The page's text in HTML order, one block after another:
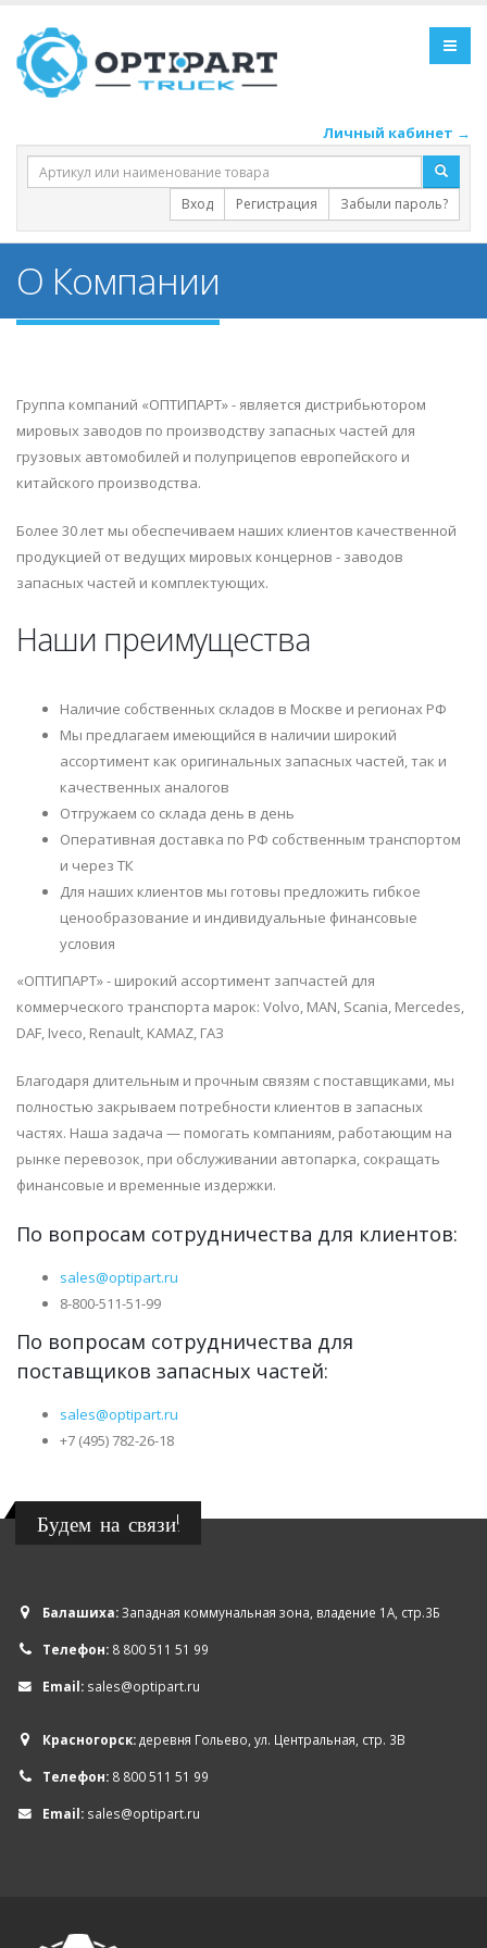
Личный кабинет →
Вход Регистрация Забыли пароль?
О Компании
Группа компаний «ОПТИПАРТ» - является дистрибьютором
мировых заводов по производству запасных частей для
грузовых автомобилей и полуприцепов европейского и
китайского производства.
Более 30 лет мы обеспечиваем наших клиентов качественной
продукцией от ведущих мировых концернов - заводов
запасных частей и комплектующих.
Наши преимущества
Наличие собственных складов в Москве и регионах РФ
Мы предлагаем имеющийся в наличии широкий
ассортимент как оригинальных запасных частей, так и
качественных аналогов
Отгружаем со склада день в день
Оперативная доставка по РФ собственным транспортом
и через ТК
Для наших клиентов мы готовы предложить гибкое
ценообразование и индивидуальные финансовые
условия
«ОПТИПАРТ» - широкий ассортимент запчастей для
коммерческого транспорта марок: Volvo, MAN, Scania, Mercedes,
DAF, Iveco, Renault, KAMAZ, ГАЗ
Благодаря длительным и прочным связям с поставщиками, мы
полностью закрываем потребности клиентов в запасных
частях. Наша задача — помогать компаниям, работающим на
рынке перевозок, при обслуживании автопарка, сокращать
финансовые и временные издержки.
По вопросам сотрудничества для клиентов:
sales@optipart.ru
8-800-511-51-99
По вопросам сотрудничества для
поставщиков запасных частей:
sales@optipart.ru
+7 (495) 782-26-18
Будем на связи!
Балашиха:Западная коммунальная зона, владение 1А, стр.3Б
Телефон: 8 800 511 51 99
Email: sales@optipart.ru
Красногорск:деревня Гольево, ул. Центральная, стр. 3В
Телефон: 8 800 511 51 99
Email: sales@optipart.ru